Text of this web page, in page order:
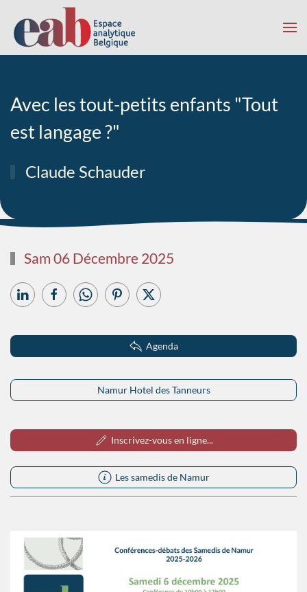
Accéder au contenu principal
Avec les tout-petits enfants "Tout
est langage ?"
Claude Schauder
Sam 06 Décembre 2025
Agenda
Namur Hotel des Tanneurs
Inscrivez-vous en ligne...
Les samedis de Namur